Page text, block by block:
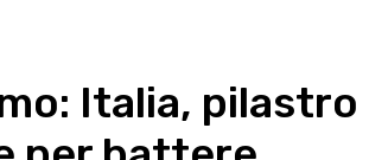
Italia, pilastro